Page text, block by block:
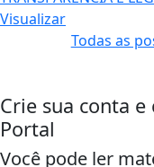
Visualizar
Todas as
Crie sua conta
Portal
Você pode ler